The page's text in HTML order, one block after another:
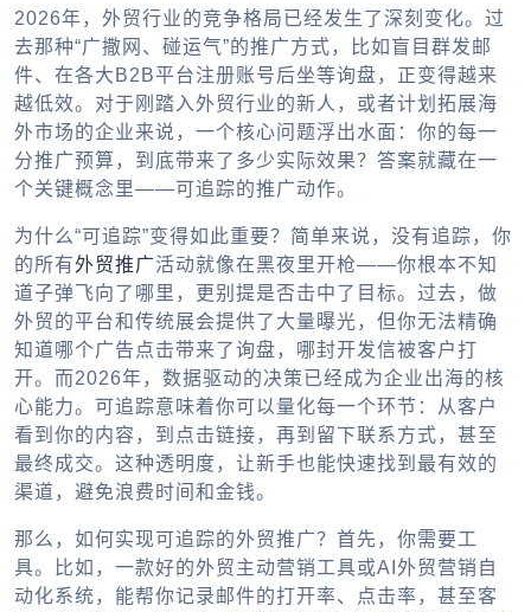
2026年，外贸行业的竞争格局已经发生了深刻变化。过
去那种“广撒网、碰运气”的推广方式，比如盲目群发邮
件、在各大B2B平台注册账号后坐等询盘，正变得越来
越低效。对于刚踏入外贸行业的新人，或者计划拓展海
外市场的企业来说，一个核心问题浮出水面：你的每一
分推广预算，到底带来了多少实际效果？答案就藏在一
个关键概念里——可追踪的推广动作。
为什么“可追踪”变得如此重要？简单来说，没有追踪，你
的所有外贸推广活动就像在黑夜里开枪——你根本不知
道子弹飞向了哪里，更别提是否击中了目标。过去，做
外贸的平台和传统展会提供了大量曝光，但你无法精确
知道哪个广告点击带来了询盘，哪封开发信被客户打
开。而2026年，数据驱动的决策已经成为企业出海的核
心能力。可追踪意味着你可以量化每一个环节：从客户
看到你的内容，到点击链接，再到留下联系方式，甚至
最终成交。这种透明度，让新手也能快速找到最有效的
渠道，避免浪费时间和金钱。
那么，如何实现可追踪的外贸推广？首先，你需要工
具。比如，一款好的外贸主动营销工具或AI外贸营销自
动化系统，能帮你记录邮件的打开率、点击率，甚至客